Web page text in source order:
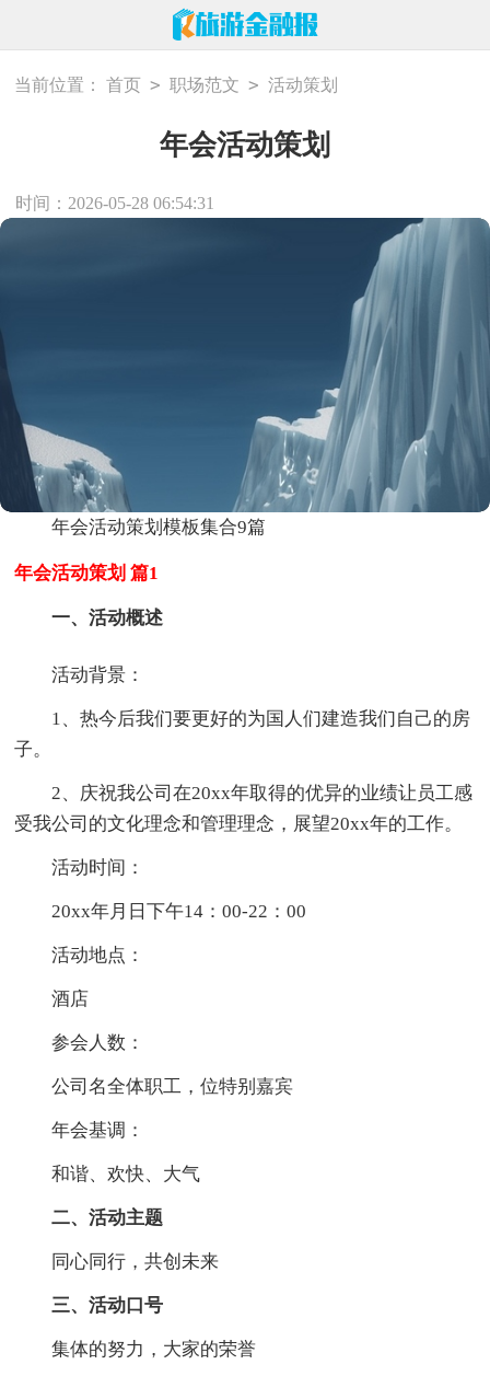
当前位置： 首页 > 职场范文 > 活动策划
年会活动策划
时间：2026-05-28 06:54:31
年会活动策划模板集合9篇
年会活动策划 篇1
一、活动概述
活动背景：
1、热今后我们要更好的为国人们建造我们自己的房
子。
2、庆祝我公司在20xx年取得的优异的业绩让员工感
受我公司的文化理念和管理理念，展望20xx年的工作。
活动时间：
20xx年月日下午14：00-22：00
活动地点：
酒店
参会人数：
公司名全体职工，位特别嘉宾
年会基调：
和谐、欢快、大气
二、活动主题
同心同行，共创未来
三、活动口号
集体的努力，大家的荣誉